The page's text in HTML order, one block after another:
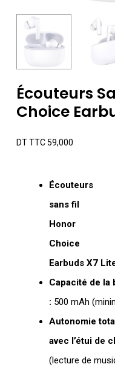
Écouteurs
Choice
DT TTC59,000
Écouteurs
sans fil
Honor
Choice
Earbuds X7
Capacité de la
: 500 mAh
Autonomie
avec l’étui de
(lecture de